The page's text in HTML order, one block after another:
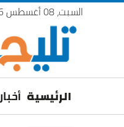
السبت، 08 أغسطس 2026
الرئيسية أخبار